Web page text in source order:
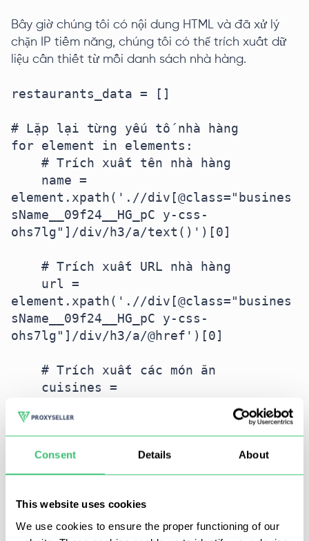
Consent Details About
This website uses cookies
We use cookies to ensure the proper functioning of our
Bây giờ chúng tôi có nội dung HTML và đã xử lý
chặn IP tiềm năng, chúng tôi có thể trích xuất dữ
liệu cần thiết từ mỗi danh sách nhà hàng.
restaurants_data = []
# Lặp lại từng yếu tố nhà hàng
for element in elements:
element.xpath('.//div[@class="busines
sName__09f24__HG_pC y-css-
ohs7lg"]/div/h3/a/text()')[0]
element.xpath('.//div[@class="busines
sName__09f24__HG_pC y-css-
ohs7lg"]/div/h3/a/@href')[0]
element.xpath('.//div[@class="priceCa
tegory__09f24___4Wsg
iaPriceCategory__09f24__x9YrM y-css-
2hdccn"]/div/div/div/a/button/span/te
xt()')
    # Trích xuất xếp hạng
    rating =